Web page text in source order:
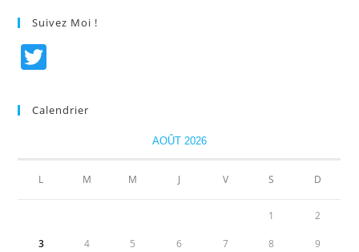
Suivez Moi !
itt
Calendrier
AOÛT 2026
L M M J V S D
1 2
3 4 5 6 7 8 9